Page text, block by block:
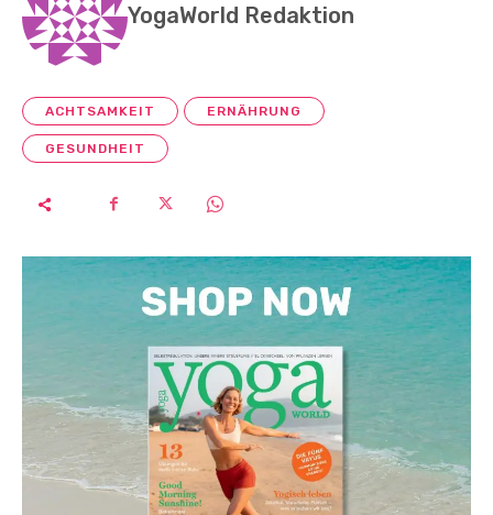
YogaWorld Redaktion
ACHTSAMKEIT ERNÄHRUNG
GESUNDHEIT